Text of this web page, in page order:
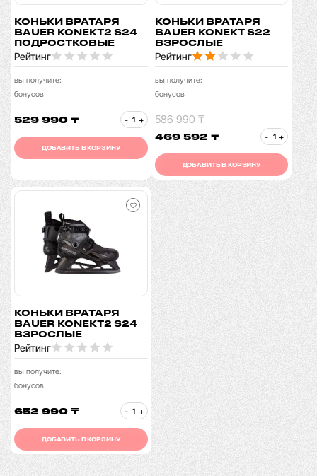
КОНЬКИ ВРАТАРЯ
BAUER KONEKT2 S24
ПОДРОСТКОВЫЕ
Рейтинг
вы получите:
бонусов
529 990 ₸ - +
ДОБАВИТЬ В КОРЗИНУ
КОНЬКИ ВРАТАРЯ
BAUER KONEKT S22
ВЗРОСЛЫЕ
Рейтинг
вы получите:
бонусов
586 990 ₸
469 592 ₸ - +
ДОБАВИТЬ В КОРЗИНУ
КОНЬКИ ВРАТАРЯ
BAUER KONEKT2 S24
ВЗРОСЛЫЕ
Рейтинг
вы получите:
бонусов
652 990 ₸ - +
ДОБАВИТЬ В КОРЗИНУ